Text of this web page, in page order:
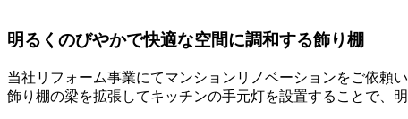
明るくのびやかで快適な空間に調和する飾り棚
当社リフォーム事業にてマンションリノベーションをご依頼
飾り棚の梁を拡張してキッチンの手元灯を設置することで、